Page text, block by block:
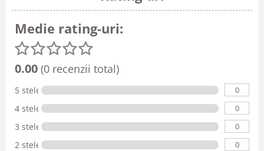
Medie rating-uri:
0.00 (0 recenzii total)
5 stele 0
4 stele 0
3 stele 0
2 stele 0